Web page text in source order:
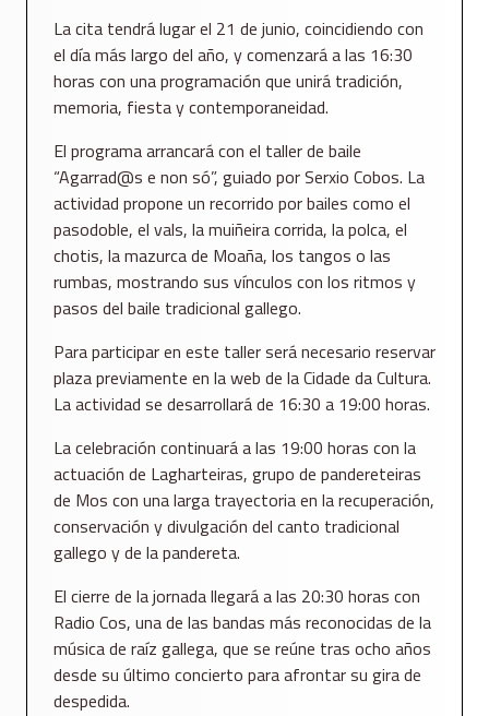
La cita tendrá lugar el 21 de junio, coincidiendo con
el día más largo del año, y comenzará a las 16:30
horas con una programación que unirá tradición,
memoria, fiesta y contemporaneidad.
El programa arrancará con el taller de baile
“Agarrad@s e non só”, guiado por Serxio Cobos. La
actividad propone un recorrido por bailes como el
pasodoble, el vals, la muiñeira corrida, la polca, el
chotis, la mazurca de Moaña, los tangos o las
rumbas, mostrando sus vínculos con los ritmos y
pasos del baile tradicional gallego.
Para participar en este taller será necesario reservar
plaza previamente en la web de la Cidade da Cultura.
La actividad se desarrollará de 16:30 a 19:00 horas.
La celebración continuará a las 19:00 horas con la
actuación de Lagharteiras, grupo de pandereteiras
de Mos con una larga trayectoria en la recuperación,
conservación y divulgación del canto tradicional
gallego y de la pandereta.
El cierre de la jornada llegará a las 20:30 horas con
Radio Cos, una de las bandas más reconocidas de la
música de raíz gallega, que se reúne tras ocho años
desde su último concierto para afrontar su gira de
despedida.